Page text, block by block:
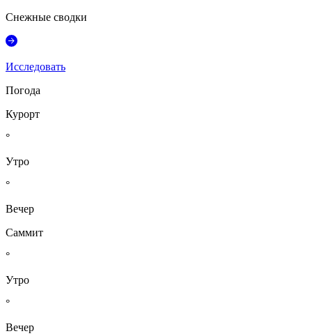
Снежные сводки
Исследовать
Погода
Курорт
°
Утро
°
Вечер
Саммит
°
Утро
°
Вечер